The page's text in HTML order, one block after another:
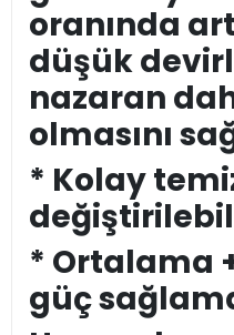
oranında
düşük
nazaran
olmasını
* Kolay
* Ortalama
güç